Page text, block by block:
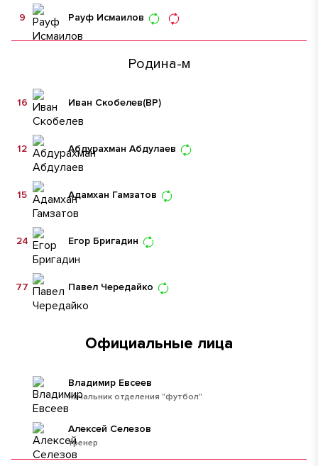
Рауф Исмаилов
9
Родина-м
Иван Скобелев(ВР)
16
Абдурахман Абдулаев
12
Адамхан Гамзатов
15
Егор Бригадин
24
Павел Чередайко
77
Официальные лица
начальник отделения "футбол"
Владимир Евсеев
тренер
Алексей Селезов